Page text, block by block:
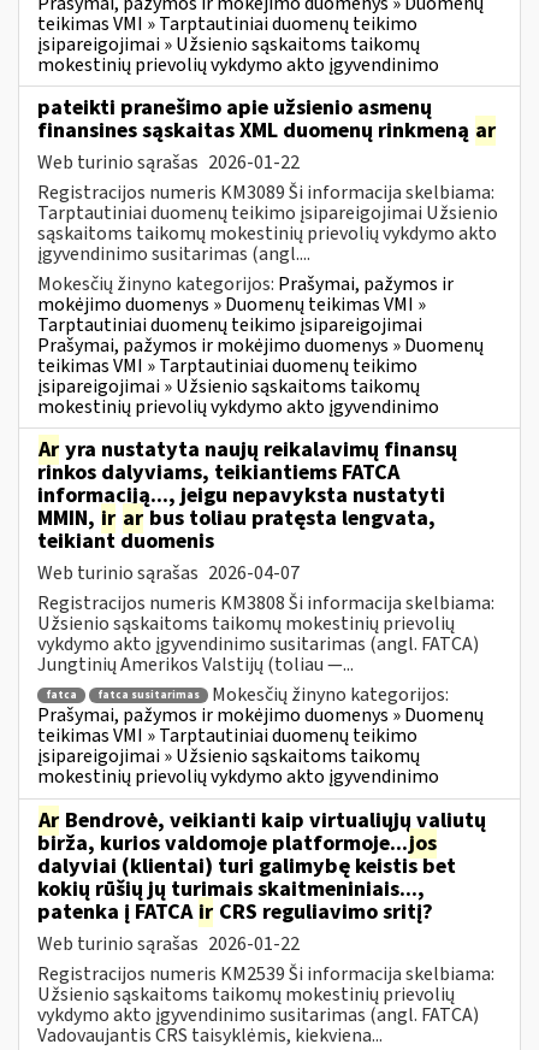
teikimas VMI » Tarptautiniai duomenų teikimo
įsipareigojimai » Užsienio sąskaitoms taikomų
mokestinių prievolių vykdymo akto įgyvendinimo
pateikti pranešimo apie užsienio asmenų
finansines sąskaitas XML duomenų rinkmeną ar
Web turinio sąrašas 2026-01-22
Registracijos numeris KM3089 Ši informacija skelbiama:
Tarptautiniai duomenų teikimo įsipareigojimai Užsienio
sąskaitoms taikomų mokestinių prievolių vykdymo akto
įgyvendinimo susitarimas (angl....
Mokesčių žinyno kategorijos: Prašymai, pažymos ir
mokėjimo duomenys » Duomenų teikimas VMI »
Tarptautiniai duomenų teikimo įsipareigojimai
Prašymai, pažymos ir mokėjimo duomenys » Duomenų
teikimas VMI » Tarptautiniai duomenų teikimo
įsipareigojimai » Užsienio sąskaitoms taikomų
mokestinių prievolių vykdymo akto įgyvendinimo
Ar yra nustatyta naujų reikalavimų finansų
rinkos dalyviams, teikiantiems FATCA
informaciją..., jeigu nepavyksta nustatyti
MMIN, ir ar bus toliau pratęsta lengvata,
teikiant duomenis
Web turinio sąrašas 2026-04-07
Registracijos numeris KM3808 Ši informacija skelbiama:
Užsienio sąskaitoms taikomų mokestinių prievolių
vykdymo akto įgyvendinimo susitarimas (angl. FATCA)
Jungtinių Amerikos Valstijų (toliau —...
fatca fatca susitarimas
Mokesčių žinyno kategorijos:
Prašymai, pažymos ir mokėjimo duomenys » Duomenų
teikimas VMI » Tarptautiniai duomenų teikimo
įsipareigojimai » Užsienio sąskaitoms taikomų
mokestinių prievolių vykdymo akto įgyvendinimo
Ar Bendrovė, veikianti kaip virtualiųjų valiutų
birža, kurios valdomoje platformoje...jos
dalyviai (klientai) turi galimybę keistis bet
kokių rūšių jų turimais skaitmeniniais...,
patenka į FATCA ir CRS reguliavimo sritį?
Web turinio sąrašas 2026-01-22
Registracijos numeris KM2539 Ši informacija skelbiama:
Užsienio sąskaitoms taikomų mokestinių prievolių
vykdymo akto įgyvendinimo susitarimas (angl. FATCA)
Vadovaujantis CRS taisyklėmis, kiekviena...